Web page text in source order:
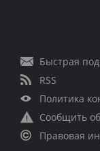
Быстрая
RSS
Политика
Сообщить
Правовая